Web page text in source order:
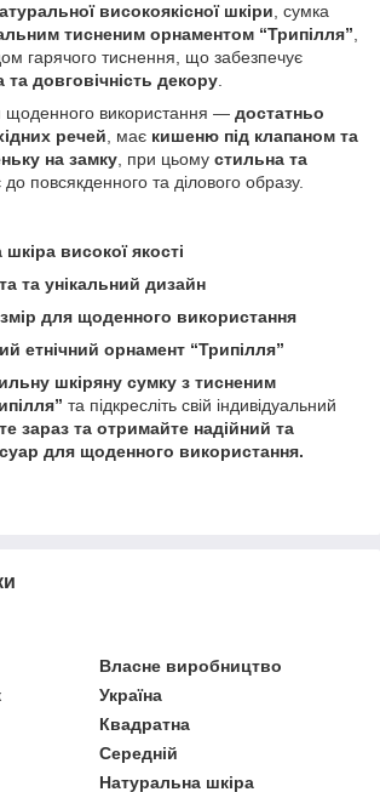
високоякісної шкіри, сумка
тисненим орнаментом “Трипілля”,
гарячого тиснення, що забезпечує
та довговічність декору.
щоденного використання — достатньо
речей, має кишеню під клапаном та
на замку, при цьому стильна та
до повсякденного та ділового образу.
високої якості
та унікальний дизайн
для щоденного використання
етнічний орнамент “Трипілля”
шкіряну сумку з тисненим
та підкресліть свій індивідуальний
зараз та отримайте надійний та
для щоденного використання.
Власне виробництво
Україна
Квадратна
Середній
Натуральна шкіра